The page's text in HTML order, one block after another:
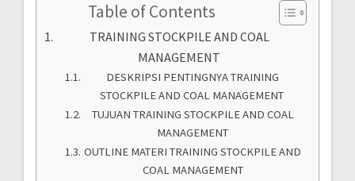
Table of Contents
TRAINING STOCKPILE AND COAL
MANAGEMENT
DESKRIPSI PENTINGNYA TRAINING
STOCKPILE AND COAL MANAGEMENT
TUJUAN TRAINING STOCKPILE AND COAL
MANAGEMENT
OUTLINE MATERI TRAINING STOCKPILE AND
COAL MANAGEMENT